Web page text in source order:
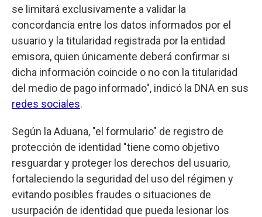
se limitará exclusivamente a validar la
concordancia entre los datos informados por el
usuario y la titularidad registrada por la entidad
emisora, quien únicamente deberá confirmar si
dicha información coincide o no con la titularidad
del medio de pago informado", indicó la DNA en sus
redes sociales.
Según la Aduana, "el formulario" de registro de
protección de identidad "tiene como objetivo
resguardar y proteger los derechos del usuario,
fortaleciendo la seguridad del uso del régimen y
evitando posibles fraudes o situaciones de
usurpación de identidad que pueda lesionar los